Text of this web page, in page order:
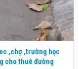
,chợ ,trường học
cho thuê đường